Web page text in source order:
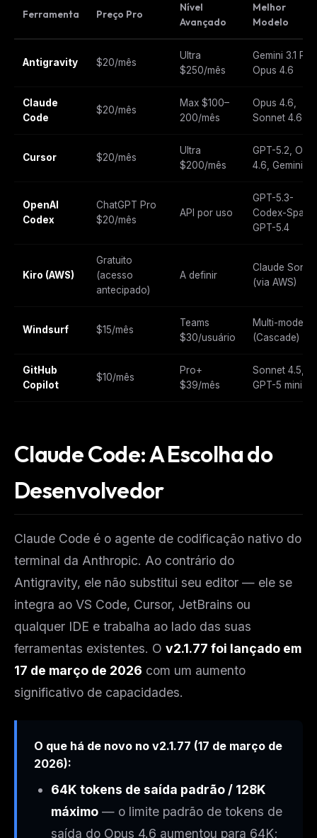
Ferramenta Preço Pro
Nível
Avançado
Melhor
Modelo
Antigravity $20/mês
Ultra
$250/mês
Gemini 3.1
Opus 4.6
Claude
Code
$20/mês
Max $100–
200/mês
Opus 4.6,
Sonnet 4.6
Cursor $20/mês
Ultra
$200/mês
GPT-5.2,
4.6, Gemini 3
OpenAI
Codex
ChatGPT Pro
$20/mês
API por uso
GPT-5.3-
Codex-Spark,
GPT-5.4
Kiro (AWS)
Gratuito
(acesso
antecipado)
A definir
Claude
(via AWS)
Windsurf $15/mês
Teams
$30/usuário
Multi-modelo
(Cascade)
GitHub
Copilot
$10/mês
Pro+
$39/mês
Sonnet 4.5,
GPT-5 mini
Claude Code: A Escolha do
Desenvolvedor
Claude Code é o agente de codificação nativo do
terminal da Anthropic. Ao contrário do
Antigravity, ele não substitui seu editor — ele se
integra ao VS Code, Cursor, JetBrains ou
qualquer IDE e trabalha ao lado das suas
ferramentas existentes. O v2.1.77 foi lançado em
17 de março de 2026 com um aumento
significativo de capacidades.
O que há de novo no v2.1.77 (17 de março de
2026):
64K tokens de saída padrão / 128K
máximo — o limite padrão de tokens de
saída do Opus 4.6 aumentou para 64K;